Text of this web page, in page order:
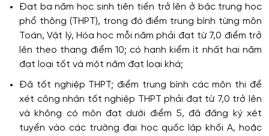
Đạt ba năm học sinh tiên tiến trở lên ở bậc trung học
phổ thông (THPT), trong đó điểm trung bình từng môn
Toán, Vật lý, Hóa học mỗi năm phải đạt từ 7,0 điểm trở
lên theo thang điểm 10; có hạnh kiểm ít nhất hai năm
đạt loại tốt và một năm đạt loại khá;
Đã tốt nghiệp THPT; điểm trung bình các môn thi để
xét công nhận tốt nghiệp THPT phải đạt từ 7,0 trở lên
và không có môn đạt dưới điểm 5, đã đăng ký xét
tuyển vào các trường đại học quốc lập khối A, hoặc